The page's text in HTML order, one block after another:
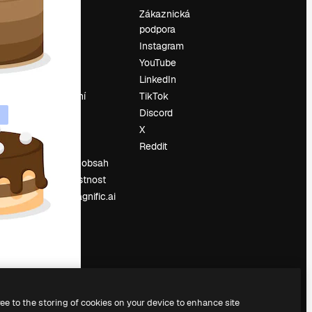
Ocenění
O nás
Recenze
Kariéra
vyhledávání
Slidesgo
Prodávejte obsah
Tisková místnost
Hledáte magnific.ai
Zákaznická
podpora
Instagram
YouTube
LinkedIn
TikTok
Discord
X
Reddit
to the storing of cookies on your device to enhance site